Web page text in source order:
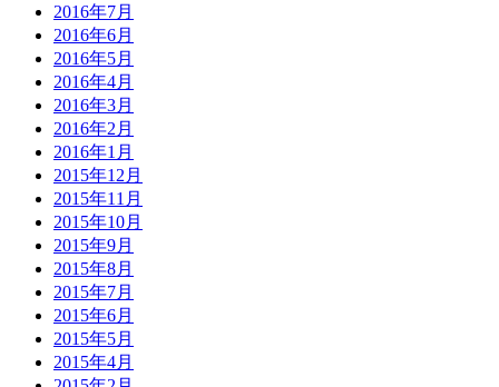
2016年7月
2016年6月
2016年5月
2016年4月
2016年3月
2016年2月
2016年1月
2015年12月
2015年11月
2015年10月
2015年9月
2015年8月
2015年7月
2015年6月
2015年5月
2015年4月